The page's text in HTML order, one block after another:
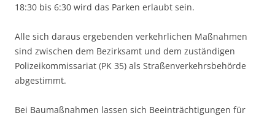
18:30 bis 6:30 wird das Parken erlaubt sein.
Alle sich daraus ergebenden verkehrlichen Maßnahmen
sind zwischen dem Bezirksamt und dem zuständigen
Polizeikommissariat (PK 35) als Straßenverkehrsbehörde
abgestimmt.
Bei Baumaßnahmen lassen sich Beeinträchtigungen für